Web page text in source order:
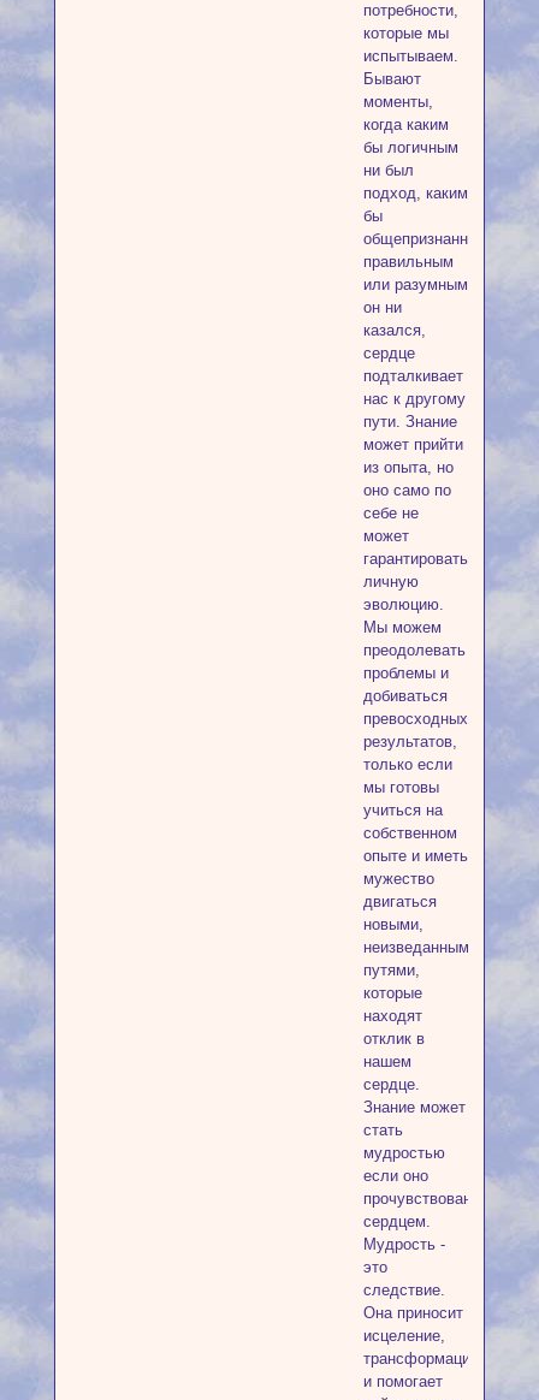
потребности,
которые мы
испытываем.
Бывают
моменты,
когда каким
бы логичным
ни был
подход, каким
бы
общепризнанно
правильным
или разумным
он ни
казался,
сердце
подталкивает
нас к другому
пути. Знание
может прийти
из опыта, но
оно само по
себе не
может
гарантировать
личную
эволюцию.
Мы можем
преодолевать
проблемы и
добиваться
превосходных
результатов,
только если
мы готовы
учиться на
собственном
опыте и иметь
мужество
двигаться
новыми,
неизведанными
путями,
которые
находят
отклик в
нашем
сердце.
Знание может
стать
мудростью
если оно
прочувствовано
сердцем.
Мудрость -
это
следствие.
Она приносит
исцеление,
трансформацию
и помогает